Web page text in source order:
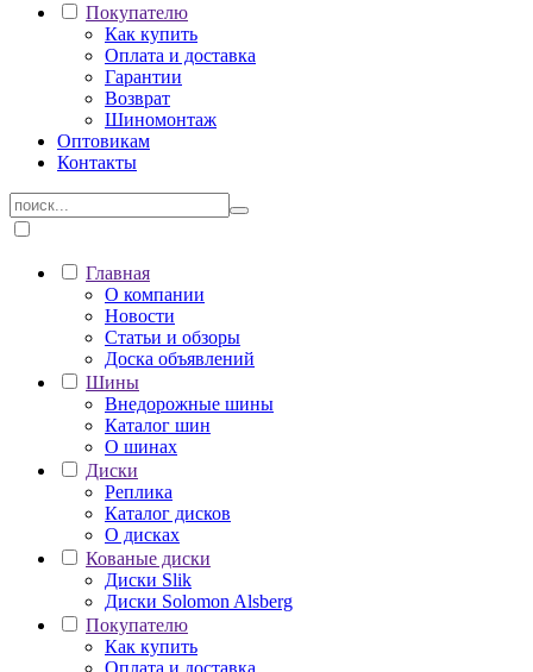
Покупателю
Как купить
Оплата и доставка
Гарантии
Возврат
Шиномонтаж
Оптовикам
Контакты
Главная
О компании
Новости
Статьи и обзоры
Доска объявлений
Шины
Внедорожные шины
Каталог шин
О шинах
Диски
Реплика
Каталог дисков
О дисках
Кованые диски
Диски Slik
Диски Solomon Alsberg
Покупателю
Как купить
Оплата и доставка